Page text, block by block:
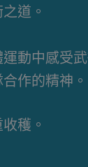
道。
動中感受
作的精神。
穫。